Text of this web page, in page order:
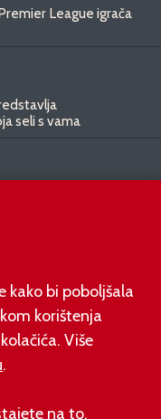
League igrača
seli s vama
limuzinu veću od
domet do 1.000
kako bi poboljšala
korištenja
Više
.
na to.